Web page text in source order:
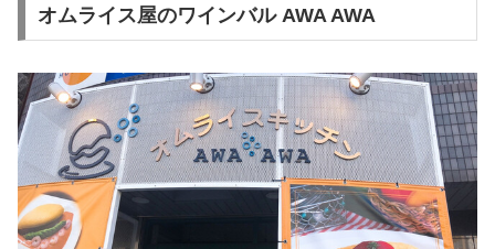
オムライス屋のワインバル AWA AWA